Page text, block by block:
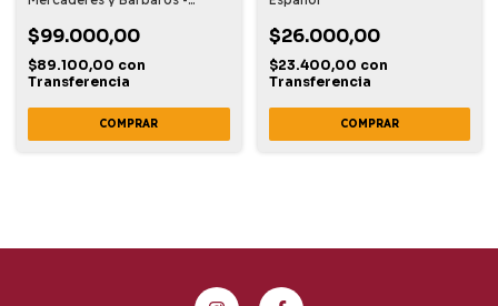
$99.000,00
$89.100,00 con
Transferencia
$26.000,00
$23.400,00 con
Transferencia